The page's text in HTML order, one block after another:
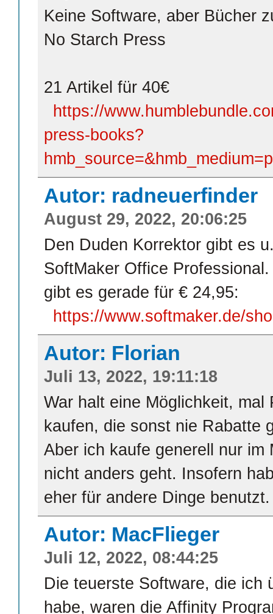
Keine Software, aber Bücher
No Starch Press
21 Artikel für 40€
https://
press-books?
Autor: radneuerfinder
August 29, 2022, 20:06:25
Den Duden Korrektor gibt es
SoftMaker Office
gibt es gerade für € 24,95:
https://www.softmaker.de/
Autor: Florian
Juli 13, 2022, 19:11:18
War halt eine Möglichkeit, mal
kaufen, die sonst nie Rabatte
Aber ich kaufe generell nur im
nicht anders geht. Insofern
eher für andere Dinge benutzt.
Autor: MacFlieger
Juli 12, 2022, 08:44:25
Die teuerste Software, die ich
habe, waren die Affinity